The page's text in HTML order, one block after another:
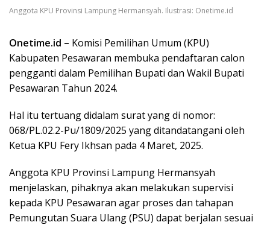
Anggota KPU Provinsi Lampung Hermansyah. Ilustrasi: Onetime.id
Onetime.id – Komisi Pemilihan Umum (KPU)
Kabupaten Pesawaran membuka pendaftaran calon
pengganti dalam Pemilihan Bupati dan Wakil Bupati
Pesawaran Tahun 2024.
Hal itu tertuang didalam surat yang di nomor:
068/PL.02.2-Pu/1809/2025 yang ditandatangani oleh
Ketua KPU Fery Ikhsan pada 4 Maret, 2025.
Anggota KPU Provinsi Lampung Hermansyah
menjelaskan, pihaknya akan melakukan supervisi
kepada KPU Pesawaran agar proses dan tahapan
Pemungutan Suara Ulang (PSU) dapat berjalan sesuai